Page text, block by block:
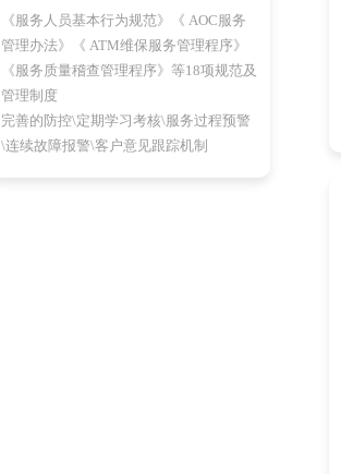
《服务人员基本行为规范》《 AOC服务
管理办法》《 ATM维保服务管理程序》
《服务质量稽查管理程序》等18项规范及
管理制度
完善的防控\定期学习考核\服务过程预警
\连续故障报警\客户意见跟踪机制